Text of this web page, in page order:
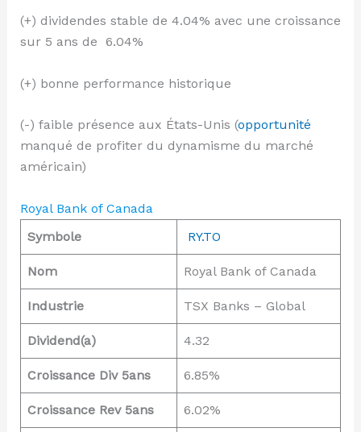
(+) dividendes stable de 4.04% avec une croissance
sur 5 ans de 6.04%
(+) bonne performance historique
(-) faible présence aux États-Unis (opportunité
manqué de profiter du dynamisme du marché
américain)
Royal Bank of Canada
Symbole
RY.TO
Nom Royal Bank of Canada
Industrie TSX Banks – Global
Dividend(a) 4.32
Croissance Div 5ans 6.85%
Croissance Rev 5ans 6.02%